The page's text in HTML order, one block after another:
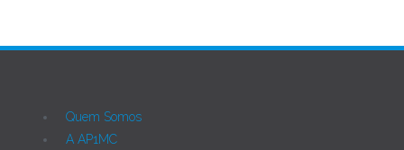
Quem Somos
A AP1MC